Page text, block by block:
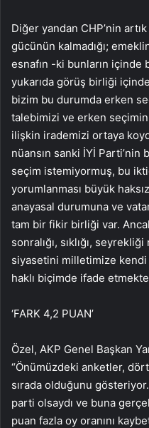
Diğer yandan CHP’nin
gücünün kalmadığı;
esnafın -ki bunların içinde
yukarıda görüş birliği içinde
bizim bu durumda erken
talebimizi ve erken seçimin
ilişkin irademizi ortaya
nüansın sanki İYİ Parti’nin
seçim istemiyormuş, bu
yorumlanması büyük
anayasal durumuna ve
tam bir fikir birliği var.
sonralığı, sıklığı,
siyasetini milletimize
haklı biçimde ifade
‘FARK 4,2 PUAN’
Özel, AKP Genel Başkan
“Önümüzdeki anketler,
sırada olduğunu
parti olsaydı ve buna
puan fazla oy oranını